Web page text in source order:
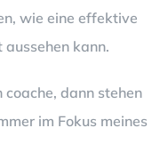
wie eine effektive
kann.
coache, dann stehen
im Fokus meines